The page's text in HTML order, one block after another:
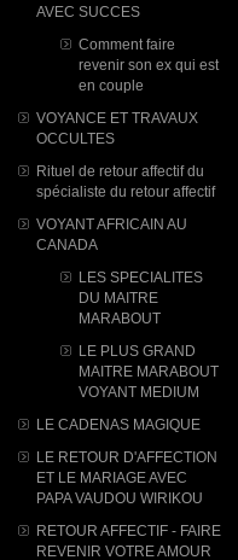
AVEC SUCCES
Comment faire
revenir son ex qui est
en couple
VOYANCE ET TRAVAUX
OCCULTES
Rituel de retour affectif du
spécialiste du retour affectif
VOYANT AFRICAIN AU
CANADA
LES SPECIALITES
DU MAITRE
MARABOUT
LE PLUS GRAND
MAITRE MARABOUT
VOYANT MEDIUM
LE CADENAS MAGIQUE
LE RETOUR D'AFFECTION
ET LE MARIAGE AVEC
PAPA VAUDOU WIRIKOU
RETOUR AFFECTIF - FAIRE
REVENIR VOTRE AMOUR